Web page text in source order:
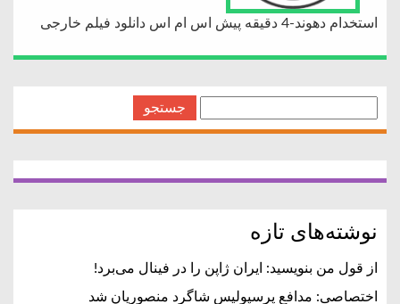
استخدام دهوند-4 دقیقه پیش اس ام اس دانلود فیلم خارجی
نوشته‌های تازه
از قول من بنویسید: ایران ژاپن را در فینال می‌برد!
اختصاصی: مدافع پرسپولیس شاگرد منصوریان شد